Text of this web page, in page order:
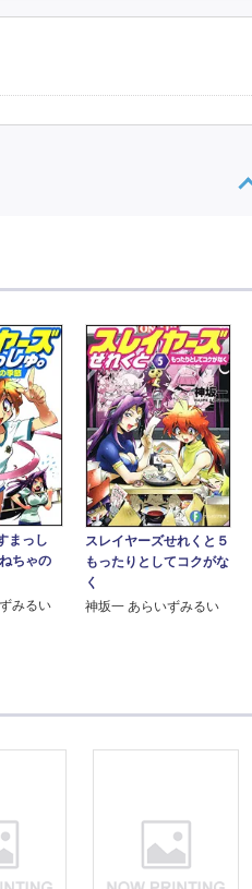
まっし
ちゃの
みるい
スレイヤーズせれくと５
もったりとしてコクがな
く
神坂一 あらいずみるい